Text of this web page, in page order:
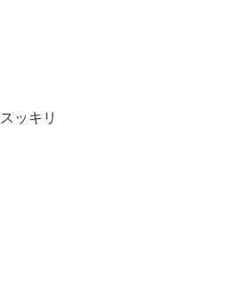
スッキリ